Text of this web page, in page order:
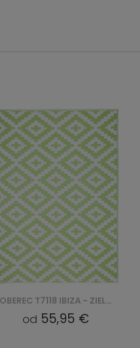
KOBEREC T7117 GREY IBIZA
od 55,95 €